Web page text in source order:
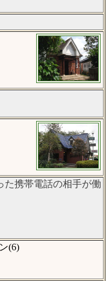
た携帯電話の相手が働
(6)